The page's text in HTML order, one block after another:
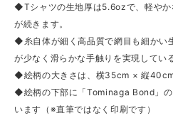
◆Tシャツの生地厚は5.6ozで、軽やか
が続きます。
◆糸自体が細く高品質で網目も細かい
が少なく滑らかな手触りを実現してい
◆絵柄の大きさは、横35cm × 縦40cm
◆絵柄の下部に「Tominaga Bond」
います（※直筆ではなく印刷です）